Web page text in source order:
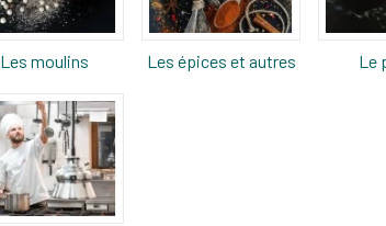
Les moulins Les épices et autres Le